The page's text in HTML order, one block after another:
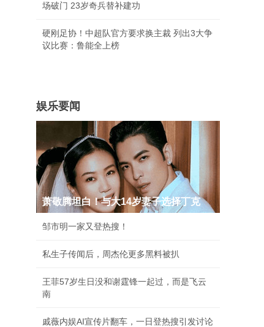
场破门 23岁奇兵替补建功
硬刚足协！中超队官方要求换主裁 列出3大争
议比赛：鲁能全上榜
娱乐要闻
萧敬腾坦白！与大14岁妻子选择丁克
邹市明一家又登热搜！
私生子传闻后，周杰伦更多黑料被扒
王菲57岁生日没和谢霆锋一起过，而是飞云
南
戚薇内娱AI宣传片翻车，一日登热搜引发讨论